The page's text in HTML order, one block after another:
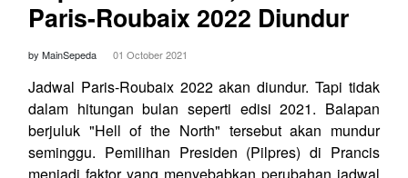
Paris-Roubaix 2022 Diundur
by MainSepeda 01 October 2021
Jadwal Paris-Roubaix 2022 akan diundur. Tapi tidak
dalam hitungan bulan seperti edisi 2021. Balapan
berjuluk "Hell of the North" tersebut akan mundur
seminggu. Pemilihan Presiden (Pilpres) di Prancis
menjadi faktor yang menyebabkan perubahan jadwal